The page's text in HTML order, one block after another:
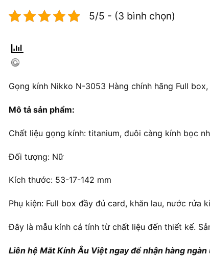
5/5 - (3 bình chọn)
Gọng kính Nikko N-3053 Hàng chính hãng Full
Mô tả sản phẩm:
Chất liệu gọng kính: titanium, đuôi càng kính bọc
Đối tượng: Nữ
Kích thước: 53-17-142 mm
Phụ kiện: Full box đầy đủ card, khăn lau, nước rửa
Đây là mẫu kính cá tính từ chất liệu đến thiết kế.
Liên hệ Mắt Kính Âu Việt ngay để nhận hàng ngàn